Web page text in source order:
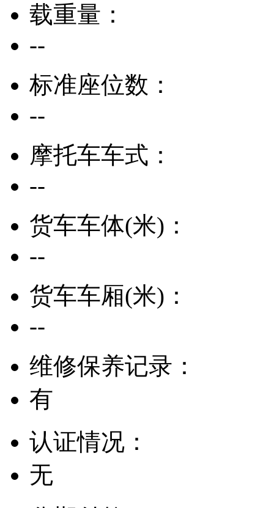
载重量：
--
标准座位数：
--
摩托车车式：
--
货车车体(米)：
--
货车车厢(米)：
--
维修保养记录：
有
认证情况：
无